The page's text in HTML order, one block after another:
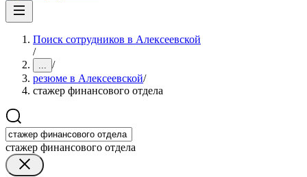
Поиск сотрудников в Алексеевской
/
... /
резюме в Алексеевской/
стажер финансового отдела
стажер финансового отдела